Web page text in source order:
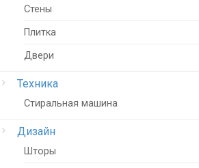
Стены
Плитка
Двери
Техника
Стиральная машина
Дизайн
Шторы